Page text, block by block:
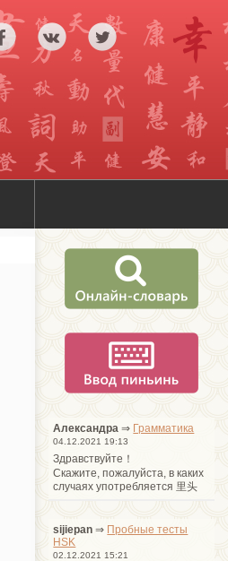
Александра ⇒ Грамматика
04.12.2021 19:13
Здравствуйте！
Cкажите, пожалуйста, в каких
случаях употребляется 里头
sijiepan ⇒ Пробные тесты
HSK
02.12.2021 15:21